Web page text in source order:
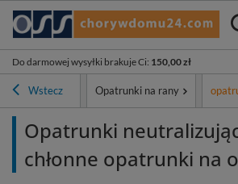
Do darmowej wysyłki brakuje Ci: 150,00 zł
Wstecz
leczenie ran Opatrunki na rany
Opatrunki
chłonne opatrunki na